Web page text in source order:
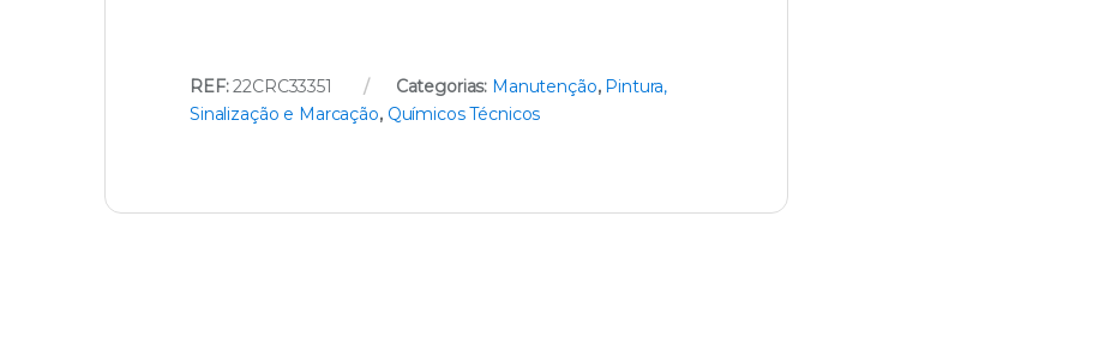
REF:22CRC33351 Categorias: Manutenção, Pintura,
Sinalização e Marcação, Químicos Técnicos